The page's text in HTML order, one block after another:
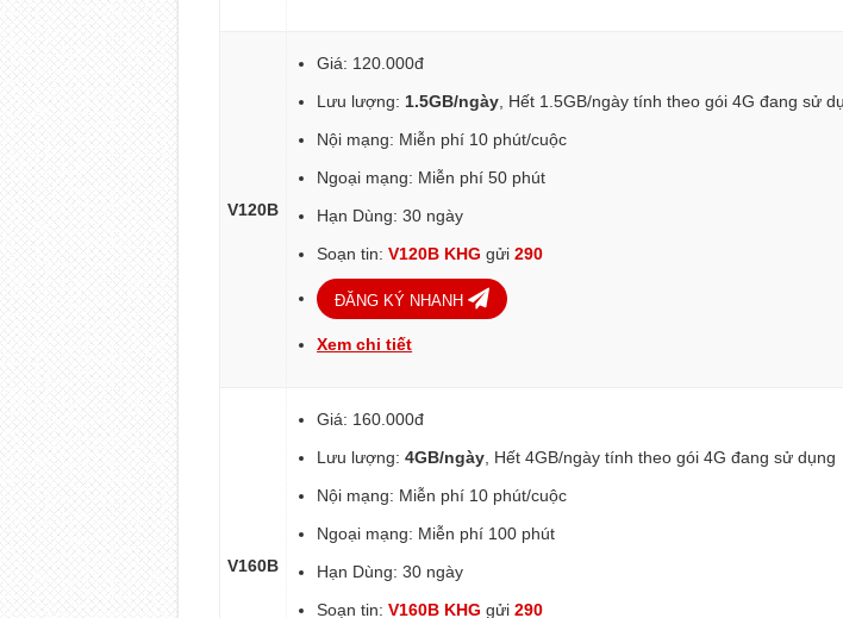
V120B
Giá: 120.000đ
Lưu lượng:1.5GB/ngày, Hết 1.5GB/ngày tính theo gói 4G đang sử
Nội mạng: Miễn phí 10 phút/cuộc
Ngoại mạng: Miễn phí 50 phút
Hạn Dùng: 30 ngày
Soạn tin:V120B KHGgửi290
ĐĂNG KÝ NHANH
Xem chi tiết
V160B
Giá: 160.000đ
Lưu lượng:4GB/ngày, Hết 4GB/ngày tính theo gói 4G đang sử dụng
Nội mạng: Miễn phí 10 phút/cuộc
Ngoại mạng: Miễn phí 100 phút
Hạn Dùng: 30 ngày
Soạn tin:V160B KHGgửi290